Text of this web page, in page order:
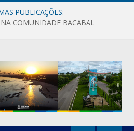
PUBLICAÇÕES:
NA COMUNIDADE BACABAL